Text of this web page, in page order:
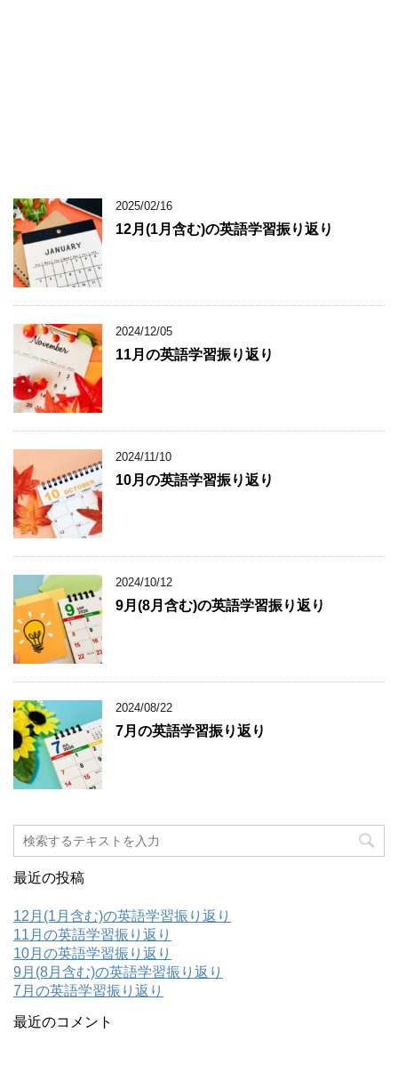
2025/02/16
12月(1月含む)の英語学習振り返り
2024/12/05
11月の英語学習振り返り
2024/11/10
10月の英語学習振り返り
2024/10/12
9月(8月含む)の英語学習振り返り
2024/08/22
7月の英語学習振り返り
最近の投稿
12月(1月含む)の英語学習振り返り
11月の英語学習振り返り
10月の英語学習振り返り
9月(8月含む)の英語学習振り返り
7月の英語学習振り返り
最近のコメント